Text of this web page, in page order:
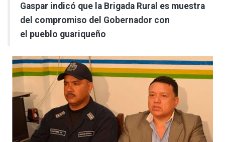
Gaspar indicó que la Brigada Rural es muestra
del compromiso del Gobernador con
el pueblo guariqueño